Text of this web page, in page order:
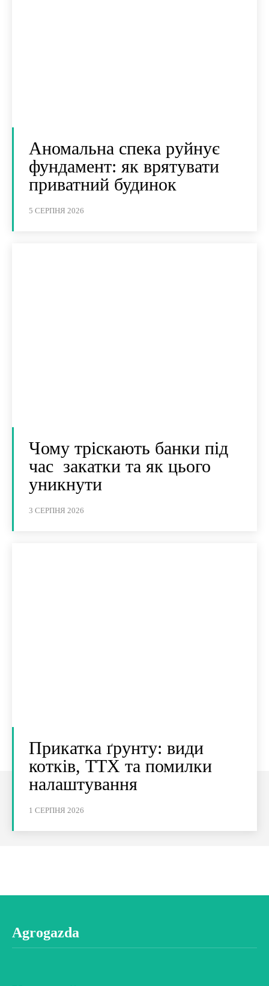
Аномальна спека руйнує
фундамент: як врятувати
приватний будинок
5 СЕРПНЯ 2026
Чому тріскають банки під
час закатки та як цього
уникнути
3 СЕРПНЯ 2026
Прикатка ґрунту: види
котків, ТТХ та помилки
налаштування
1 СЕРПНЯ 2026
Agrogazda